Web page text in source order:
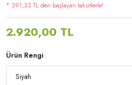
* 391,33 TL den başlayan taksitlerle!
2.920,00 TL
Ürün Rengi